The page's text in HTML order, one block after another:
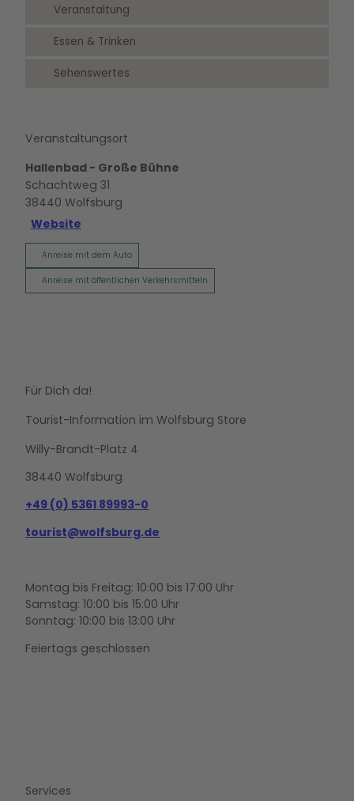
Veranstaltung
Essen & Trinken
Sehenswertes
Veranstaltungsort
Hallenbad - Große Bühne
Schachtweg 31
38440 Wolfsburg
Website
Anreise mit dem Auto
Anreise mit öffentlichen Verkehrsmitteln
Für Dich da!
Tourist-Information im Wolfsburg Store
Willy-Brandt-Platz 4
38440 Wolfsburg
+49 (0) 5361 89993-0
tourist@wolfsburg.de
Montag bis Freitag: 10:00 bis 17:00 Uhr
Samstag: 10:00 bis 15:00 Uhr
Sonntag: 10:00 bis 13:00 Uhr
Feiertags geschlossen
o e
Services